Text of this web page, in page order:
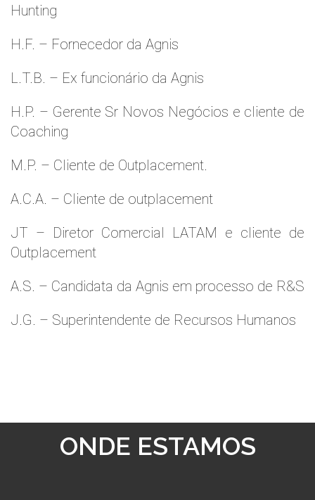
Hunting
H.F. – Fornecedor da Agnis
L.T.B. – Ex funcionário da Agnis
H.P. – Gerente Sr Novos Negócios e cliente de
Coaching
M.P. – Cliente de Outplacement.
A.C.A. – Cliente de outplacement
JT – Diretor Comercial LATAM e cliente de
Outplacement
A.S. – Candidata da Agnis em processo de R&S
J.G. – Superintendente de Recursos Humanos
ONDE ESTAMOS